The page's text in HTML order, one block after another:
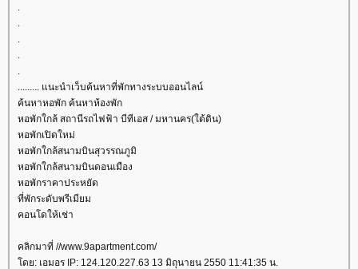
.
.
.
.
.
......... แนะนำเว็บค้นหาที่พักทางระบบออนไลน์
ค้นหาหอพัก ค้นหาห้องพัก
หอพักใกล้ สถานีรถไฟฟ้า บีทีเอส / มหานคร(ใต้ดิน)
หอพักเปิดใหม่
หอพักใกล้สนามบินสุวรรณภูมิ
หอพักใกล้สนามบินดอนเมือง
หอพักราคาประหยัด
ที่พักระดับพรีเมียม
คอนโดให้เช่า
คลิกมาที่ //www.9apartment.com/
ดย: เอมอร IP: 124.120.227.63 13 มิถุนายน 2550 11:41:35 น.